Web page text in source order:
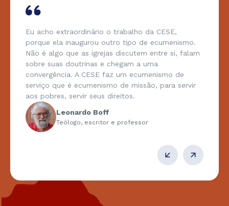
Eu acho extraordinário o trabalho da CESE,
porque ela inaugurou outro tipo de ecumenismo.
Não é algo que as igrejas discutem entre si, falam
sobre suas doutrinas e chegam a uma
convergência. A CESE faz um ecumenismo de
serviço que é ecumenismo de missão, para servir
aos pobres, servir seus direitos.
Leonardo Boff
Teólogo, escritor e professor